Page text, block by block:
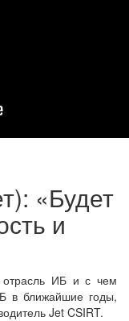
«Будет
и
ИБ и с чем
в ближайшие годы,
Jet CSIRT.